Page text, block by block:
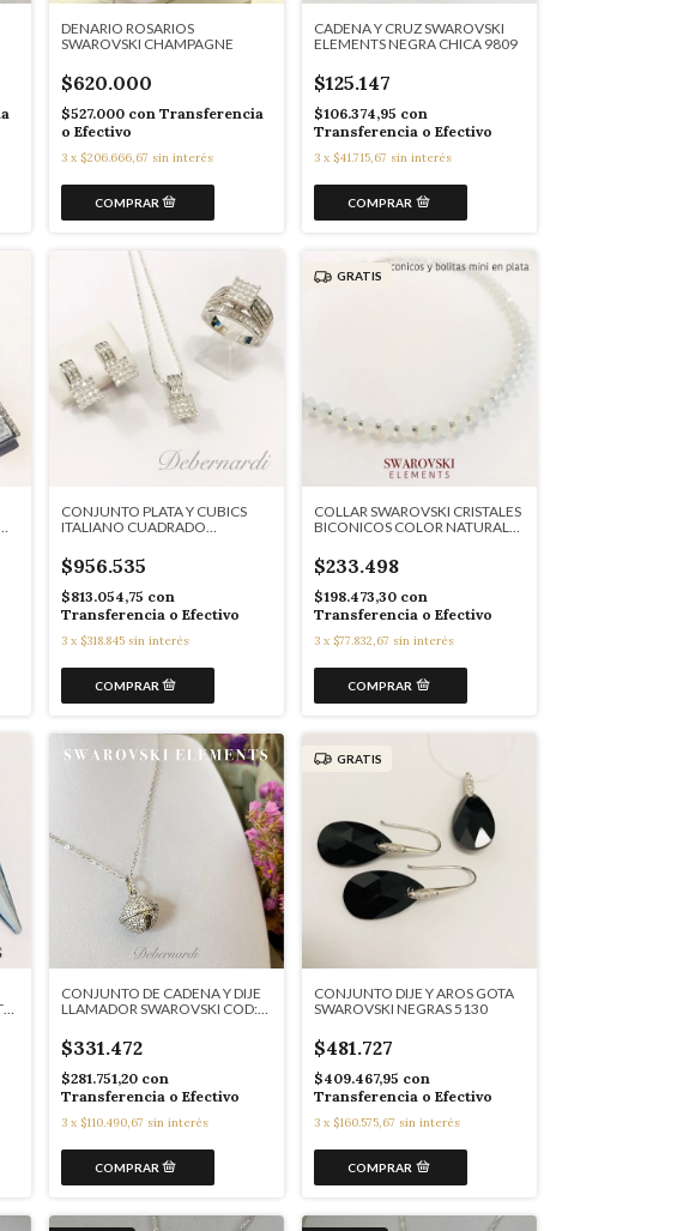
DENARIO ROSARIOS
SWAROVSKI CHAMPAGNE
$620.000
$527.000 con Transferencia
o Efectivo
3 x $206.666,67 sin interés
CADENA Y CRUZ SWAROVSKI
ELEMENTS NEGRA CHICA 9809
$125.147
$106.374,95 con
Transferencia o Efectivo
3 x $41.715,67 sin interés
CONJUNTO PLATA Y CUBICS
ITALIANO CUADRADO
$956.535
$813.054,75 con
Transferencia o Efectivo
3 x $318.845 sin interés
GRATIS
COLLAR SWAROVSKI CRISTALES
BICONICOS COLOR NATURAL
$233.498
$198.473,30 con
Transferencia o Efectivo
3 x $77.832,67 sin interés
CONJUNTO DE CADENA Y DIJE
LLAMADOR SWAROVSKI COD:
$331.472
$281.751,20 con
Transferencia o Efectivo
3 x $110.490,67 sin interés
GRATIS
CONJUNTO DIJE Y AROS GOTA
SWAROVSKI NEGRAS 5130
$481.727
$409.467,95 con
Transferencia o Efectivo
3 x $160.575,67 sin interés